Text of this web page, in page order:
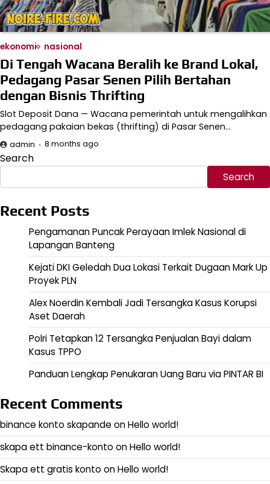
ekonomi nasional
Di Tengah Wacana Beralih ke Brand Lokal,
Pedagang Pasar Senen Pilih Bertahan
dengan Bisnis Thrifting
Slot Deposit Dana — Wacana pemerintah untuk mengalihkan
pedagang pakaian bekas (thrifting) di Pasar Senen…
admin 8 months ago
Search
Search
Recent Posts
Pengamanan Puncak Perayaan Imlek Nasional di
Lapangan Banteng
Kejati DKI Geledah Dua Lokasi Terkait Dugaan Mark Up
Proyek PLN
Alex Noerdin Kembali Jadi Tersangka Kasus Korupsi
Aset Daerah
Polri Tetapkan 12 Tersangka Penjualan Bayi dalam
Kasus TPPO
Panduan Lengkap Penukaran Uang Baru via PINTAR BI
Recent Comments
binance konto skapande onHello world!
skapa ett binance-konto onHello world!
Skapa ett gratis konto onHello world!